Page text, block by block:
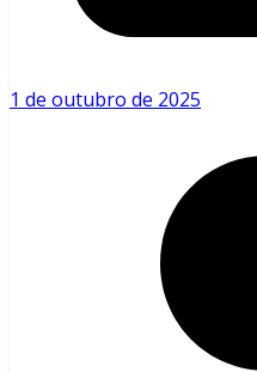
1 de outubro de 2025